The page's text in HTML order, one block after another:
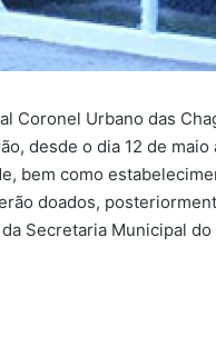
Coronel Urbano das
desde o dia 12 de maio
bem como
doados,
Secretaria Municipal